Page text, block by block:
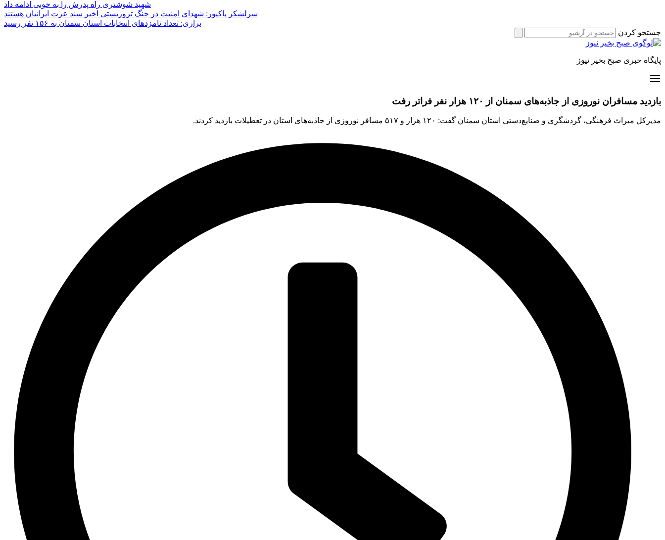
شهید شوشتری راه پدرش را به خوبی ادامه داد
سرلشکر پاکپور: شهدای امنیت در جنگ تروریستی اخیر سند عزت ایرانیان هستند
براری: تعداد نامزدهای انتخابات استان سمنان به ۱۵۶ نفر رسید
جستجو کردن
پایگاه خبری صبح بخیر نیوز
بازدید مسافران نوروزی از جاذبه‌های سمنان از ۱۲۰ هزار نفر فراتر رفت
مدیرکل میراث فرهنگی، گردشگری و صنایع‌دستی استان سمنان گفت: ۱۲۰ هزار و ۵۱۷ مسافر نوروزی از جاذبه‌های استان در تعطیلات بازدید کردند.